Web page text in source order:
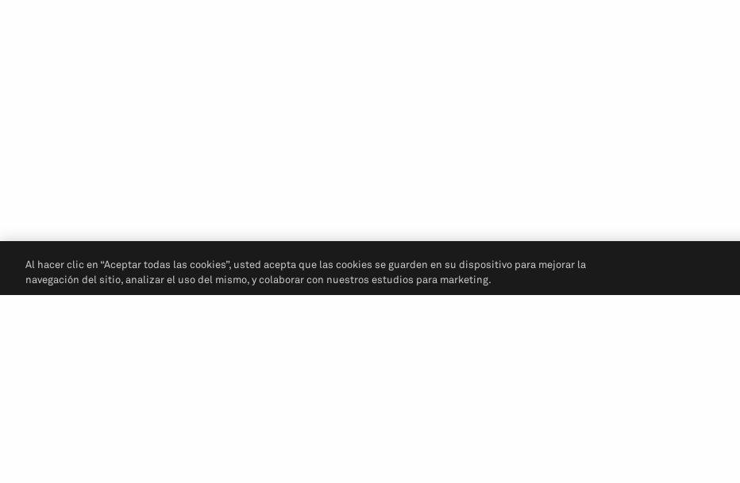
Al hacer clic en “Aceptar todas las cookies”, usted acepta que las cookies se guarden en su dispositivo para mejorar la
navegación del sitio, analizar el uso del mismo, y colaborar con nuestros estudios para marketing.